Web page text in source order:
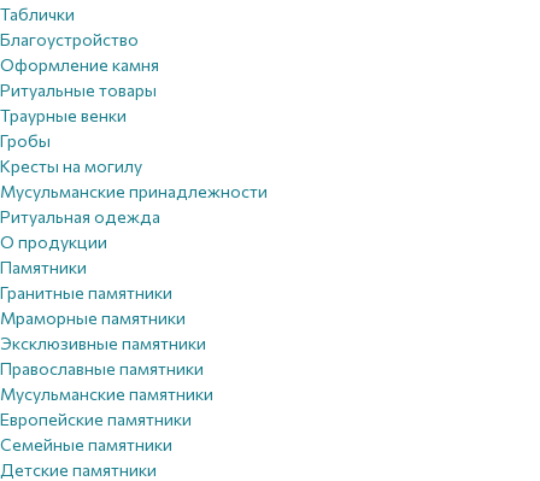
Таблички
Благоустройствo
Оформление камня
Ритуальные товары
Траурные венки
Гробы
Кресты на могилу
Мусульманские принадлежности
Ритуальная одежда
О продукции
Памятники
Гранитные памятники
Мраморные памятники
Эксклюзивные памятники
Православные памятники
Мусульманские памятники
Европейские памятники
Семейные памятники
Детские памятники